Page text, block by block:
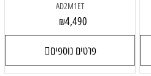
AD2M1ET
₪4,490
פרטים נוספים